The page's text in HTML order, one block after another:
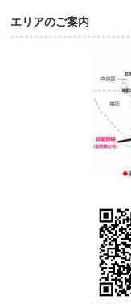
エリアのご案内